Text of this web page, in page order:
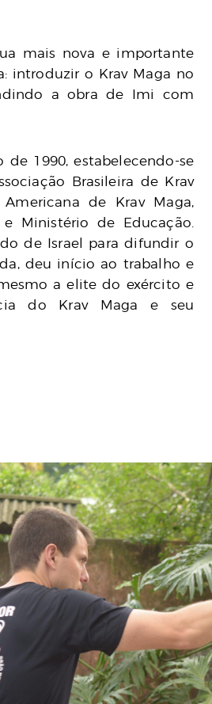
mais nova e importante
introduzir o Krav Maga no
a obra de Imi com
1990, estabelecendo-se
Brasileira de Krav
de Krav Maga,
Ministério de Educação.
de Israel para difundir o
deu início ao trabalho e
a elite do exército e
do Krav Maga e seu